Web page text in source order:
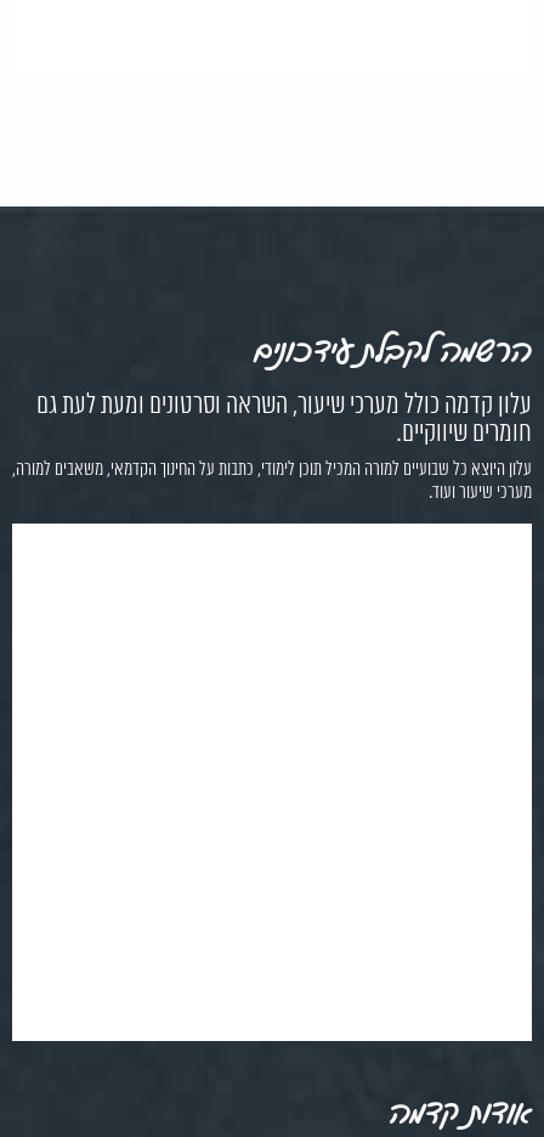
הרשמה לקבלת עידכונים
עלון קדמה כולל מערכי שיעור, השראה וסרטונים ומעת לעת גם
חומרים שיווקיים.
עלון היוצא כל שבועיים למורה המכיל תוכן לימודי, כתבות על החינוך הקדמאי, משאבים למורה,
מערכי שיעור ועוד.
אודות קדמה